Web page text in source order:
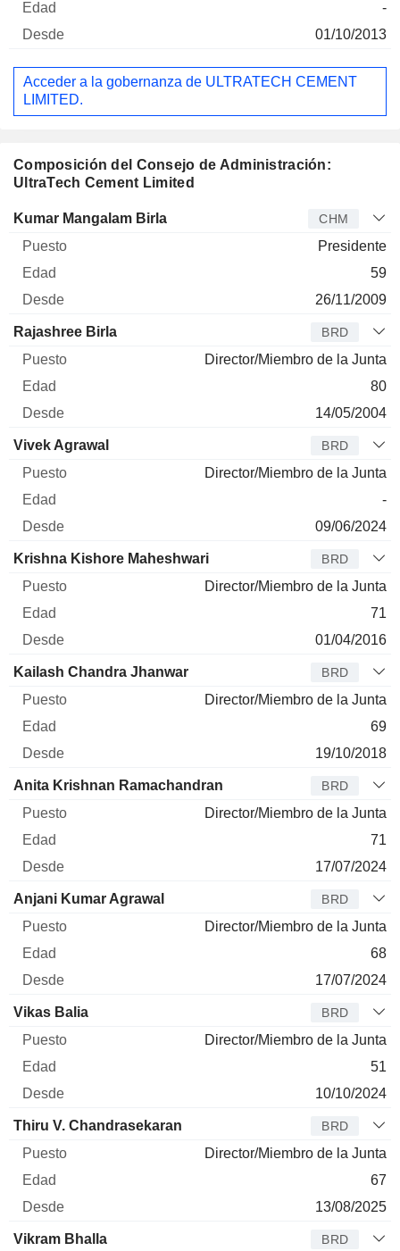
-
01/10/2013
Acceder a la gobernanza de ULTRATECH CEMENT
LIMITED.
Composición del Consejo de Administración:
UltraTech Cement Limited
Administrador Puesto Edad
Kumar Mangalam Birla CHM
Presidente
59
26/11/2009
Rajashree Birla BRD
Director/Miembro de la Junta
80
14/05/2004
Vivek Agrawal BRD
Director/Miembro de la Junta
-
09/06/2024
Krishna Kishore Maheshwari BRD
Director/Miembro de la Junta
71
01/04/2016
Kailash Chandra Jhanwar BRD
Director/Miembro de la Junta
69
19/10/2018
Anita Krishnan Ramachandran BRD
Director/Miembro de la Junta
71
17/07/2024
Anjani Kumar Agrawal BRD
Director/Miembro de la Junta
68
17/07/2024
Vikas Balia BRD
Director/Miembro de la Junta
51
10/10/2024
Thiru V. Chandrasekaran BRD
Director/Miembro de la Junta
67
13/08/2025
Vikram Bhalla BRD